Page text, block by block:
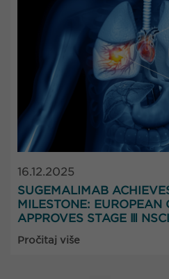
16.12.2025
SUGEMALIMAB
MILESTONE: EUROPEAN
APPROVES STAGE Ⅲ
Pročitaj više